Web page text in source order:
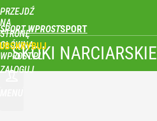
PRZEJDŹ
NA
STRONĘ
GŁÓWNĄ
WPROST.PL
SPORT WPROST
ZALOGUJ
SKOKI NARCIARSKIE